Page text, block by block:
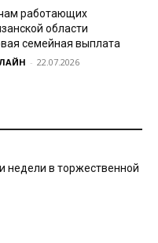
работающих
области
семейная выплата
- 22.07.2026
недели в торжественной